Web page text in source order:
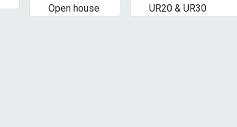
Open house
UR20 & UR30